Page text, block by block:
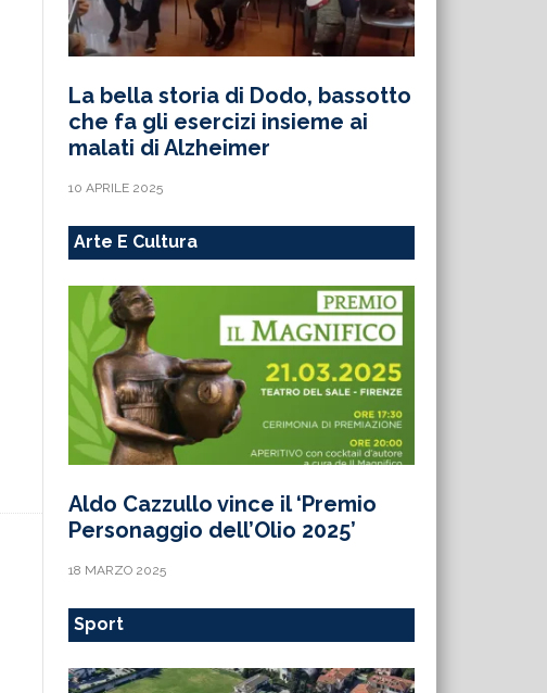
La bella storia di Dodo, bassotto
che fa gli esercizi insieme ai
malati di Alzheimer
10 APRILE 2025
Arte E Cultura
Aldo Cazzullo vince il ‘Premio
Personaggio dell’Olio 2025’
18 MARZO 2025
Sport